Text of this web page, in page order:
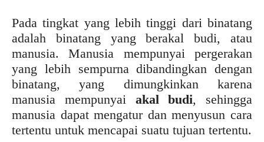
Pada tingkat yang lebih tinggi dari binatang
adalah binatang yang berakal budi, atau
manusia. Manusia mempunyai pergerakan
yang lebih sempurna dibandingkan dengan
binatang, yang dimungkinkan karena
manusia mempunyai akal budi, sehingga
manusia dapat mengatur dan menyusun cara
tertentu untuk mencapai suatu tujuan tertentu.